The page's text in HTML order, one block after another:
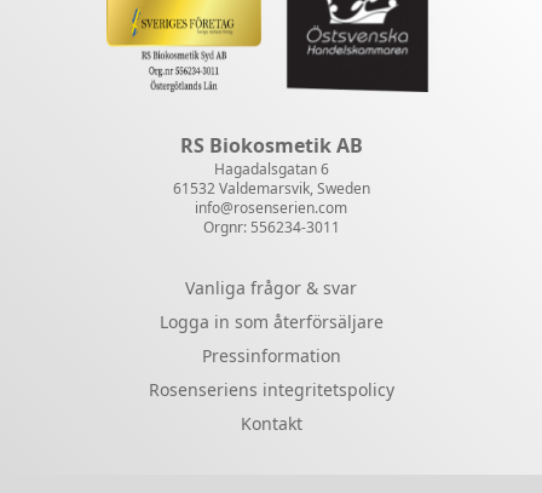
RS Biokosmetik AB
Hagadalsgatan 6
61532 Valdemarsvik, Sweden
info@rosenserien.com
Orgnr: 556234-3011
Vanliga frågor & svar
Logga in som återförsäljare
Pressinformation
Rosenseriens integritetspolicy
Kontakt